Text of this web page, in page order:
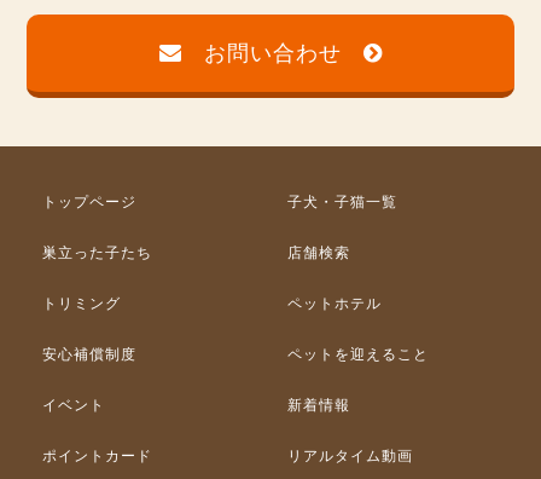
お問い合わせ
トップページ 子犬・子猫一覧
巣立った子たち 店舗検索
トリミング ペットホテル
安心補償制度 ペットを迎えること
イベント 新着情報
ポイントカード リアルタイム動画